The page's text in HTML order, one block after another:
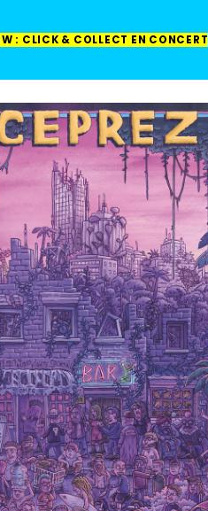
: CLICK & COLLECT EN CONCERT